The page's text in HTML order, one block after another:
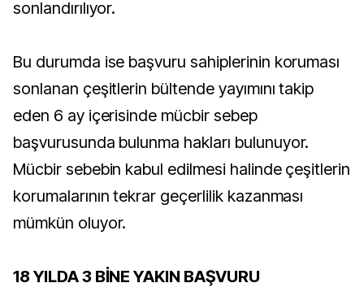
sonlandırılıyor.
Bu durumda ise başvuru sahiplerinin koruması
sonlanan çeşitlerin bültende yayımını takip
eden 6 ay içerisinde mücbir sebep
başvurusunda bulunma hakları bulunuyor.
Mücbir sebebin kabul edilmesi halinde çeşitlerin
korumalarının tekrar geçerlilik kazanması
mümkün oluyor.
18 YILDA 3 BİNE YAKIN BAŞVURU